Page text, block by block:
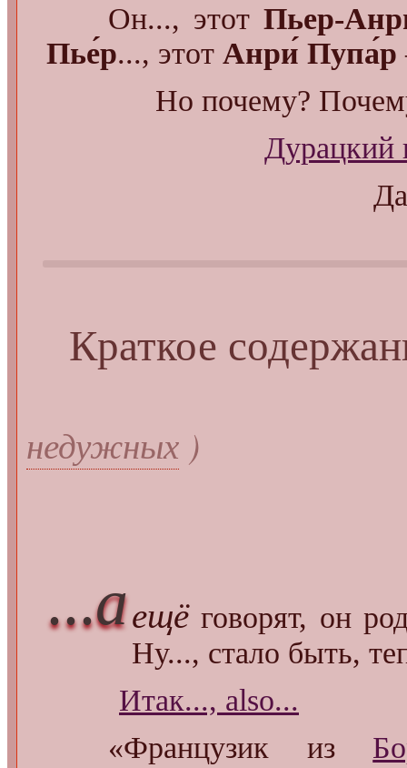
Он..., этотПьер-
Пье́р..., этот Анри́ Пупа́р
Но почему?
Дурацкий
Краткое
недужных )
...аещёговорят, он
Ну..., стало быть,
Итак..., also...
«Французик из